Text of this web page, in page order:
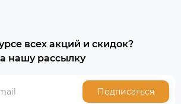
всех акций и скидок?
нашу рассылку
Подписаться